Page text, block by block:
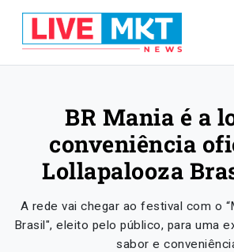
BR Mania é a
conveniência
Lollapalooza
A rede vai chegar ao festival com o
Brasil", eleito pelo público, para uma
sabor e